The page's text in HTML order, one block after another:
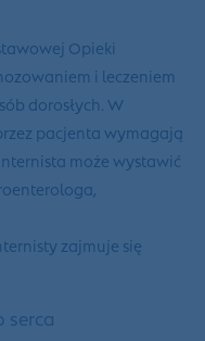
Opieki
i leczeniem
dorosłych. W
pacjenta wymagają
może wystawić
zajmuje się
serca